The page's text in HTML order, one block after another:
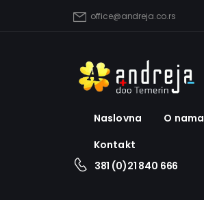
office@andreja.co.rs
Naslovna O nama
Kontakt
381 (0)21 840 666